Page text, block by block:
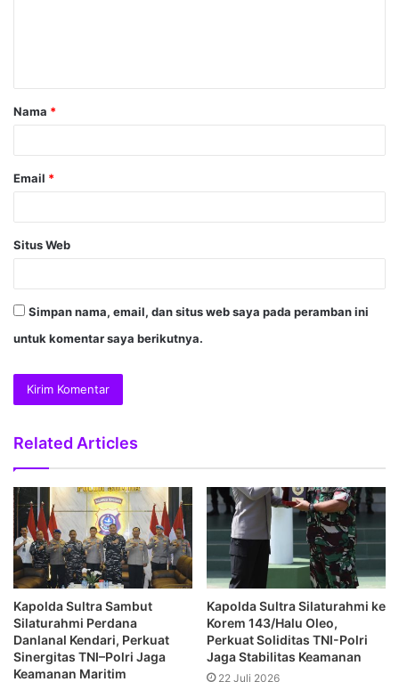
Nama *
Email *
Situs Web
Simpan nama, email, dan situs web saya pada peramban ini
untuk komentar saya berikutnya.
Related Articles
Kapolda Sultra Sambut
Silaturahmi Perdana
Danlanal Kendari, Perkuat
Sinergitas TNI–Polri Jaga
Keamanan Maritim
Kapolda Sultra Silaturahmi ke
Korem 143/Halu Oleo,
Perkuat Soliditas TNI-Polri
Jaga Stabilitas Keamanan
22 Juli 2026